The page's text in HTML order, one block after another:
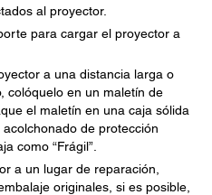
al proyector.
para cargar el proyector a
a una distancia larga o
colóquelo en un maletín de
el maletín en una caja sólida
de protección
como “Frágil”.
a un lugar de reparación,
originales, si es posible,